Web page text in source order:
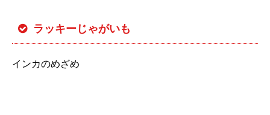
ラッキーじゃがいも
インカのめざめ